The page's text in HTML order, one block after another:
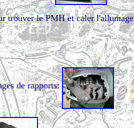
trouver le PMH et caler l'allumage
de rapports: